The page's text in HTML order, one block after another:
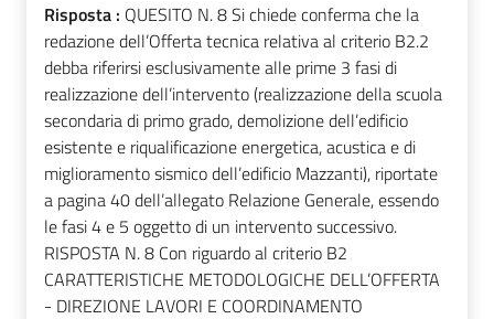
Risposta : QUESITO N. 8 Si chiede conferma che la
redazione dell’Offerta tecnica relativa al criterio B2.2
debba riferirsi esclusivamente alle prime 3 fasi di
realizzazione dell’intervento (realizzazione della scuola
secondaria di primo grado, demolizione dell’edificio
esistente e riqualificazione energetica, acustica e di
miglioramento sismico dell’edificio Mazzanti), riportate
a pagina 40 dell’allegato Relazione Generale, essendo
le fasi 4 e 5 oggetto di un intervento successivo.
RISPOSTA N. 8 Con riguardo al criterio B2
CARATTERISTICHE METODOLOGICHE DELL’OFFERTA
- DIREZIONE LAVORI E COORDINAMENTO